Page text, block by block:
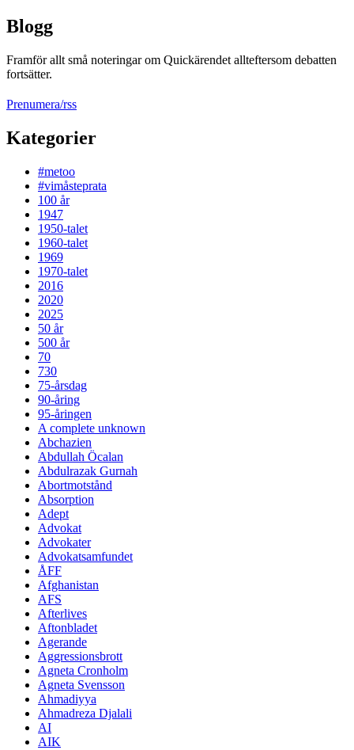
Blogg
Framför allt små noteringar om Quickärendet allteftersom debatten
fortsätter.
Prenumera/rss
Kategorier
#metoo
#vimåsteprata
100 år
1947
1950-talet
1960-talet
1969
1970-talet
2016
2020
2025
50 år
500 år
70
730
75-årsdag
90-åring
95-åringen
A complete unknown
Abchazien
Abdullah Öcalan
Abdulrazak Gurnah
Abortmotstånd
Absorption
Adept
Advokat
Advokater
Advokatsamfundet
ÅFF
Afghanistan
AFS
Afterlives
Aftonbladet
Agerande
Aggressionsbrott
Agneta Cronholm
Agneta Svensson
Ahmadiyya
Ahmadreza Djalali
AI
AIK